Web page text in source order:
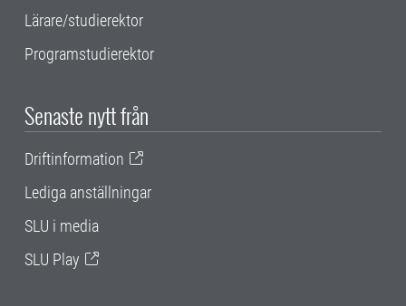
Lärare/studierektor
Programstudierektor
Senaste nytt från
Driftinformation
Lediga anställningar
SLU i media
SLU Play